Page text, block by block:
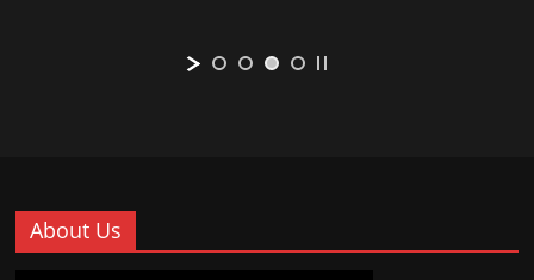
About Us